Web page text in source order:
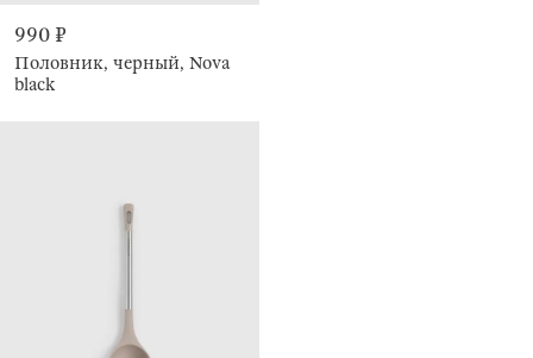
990 ₽
Половник, черный, Nova
black